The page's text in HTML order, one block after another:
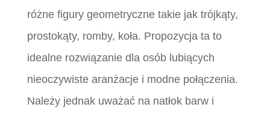
różne figury geometryczne takie jak trójkąty,
prostokąty, romby, koła. Propozycja ta to
idealne rozwiązanie dla osób lubiących
nieoczywiste aranżacje i modne połączenia.
Należy jednak uważać na natłok barw i